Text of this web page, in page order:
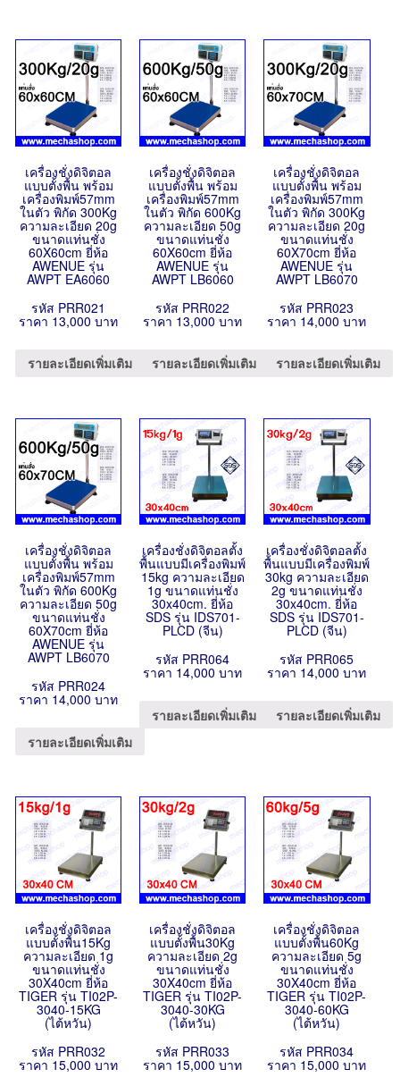
เครื่องชั่งดิจิตอล
แบบตั้งพื้น พร้อม
เครื่องพิมพ์57mm
ในตัว พิกัด 300Kg
ความละเอียด 20g
ขนาดแท่นชั่ง
60X60cm ยี่ห้อ
AWENUE รุ่น
AWPT EA6060
รหัส PRR021
ราคา 13,000 บาท
รายละเอียดเพิ่มเติม
เครื่องชั่งดิจิตอล
แบบตั้งพื้น พร้อม
เครื่องพิมพ์57mm
ในตัว พิกัด 600Kg
ความละเอียด 50g
ขนาดแท่นชั่ง
60X60cm ยี่ห้อ
AWENUE รุ่น
AWPT LB6060
รหัส PRR022
ราคา 13,000 บาท
รายละเอียดเพิ่มเติม
เครื่องชั่งดิจิตอล
แบบตั้งพื้น พร้อม
เครื่องพิมพ์57mm
ในตัว พิกัด 300Kg
ความละเอียด 20g
ขนาดแท่นชั่ง
60X70cm ยี่ห้อ
AWENUE รุ่น
AWPT LB6070
รหัส PRR023
ราคา 14,000 บาท
รายละเอียดเพิ่มเติม
เครื่องชั่งดิจิตอล
แบบตั้งพื้น พร้อม
เครื่องพิมพ์57mm
ในตัว พิกัด 600Kg
ความละเอียด 50g
ขนาดแท่นชั่ง
60X70cm ยี่ห้อ
AWENUE รุ่น
AWPT LB6070
รหัส PRR024
ราคา 14,000 บาท
รายละเอียดเพิ่มเติม
เครื่องชั่งดิจิตอลตั้ง
พื้นแบบมีเครื่องพิมพ์
15kg ความละเอียด
1g ขนาดแท่นชั่ง
30x40cm. ยี่ห้อ
SDS รุ่น IDS701-
PLCD (จีน)
รหัส PRR064
ราคา 14,000 บาท
รายละเอียดเพิ่มเติม
เครื่องชั่งดิจิตอลตั้ง
พื้นแบบมีเครื่องพิมพ์
30kg ความละเอียด
2g ขนาดแท่นชั่ง
30x40cm. ยี่ห้อ
SDS รุ่น IDS701-
PLCD (จีน)
รหัส PRR065
ราคา 14,000 บาท
รายละเอียดเพิ่มเติม
เครื่องชั่งดิจิตอล
แบบตั้งพื้น15Kg
ความละเอียด 1g
ขนาดแท่นชั่ง
30X40cm ยี่ห้อ
TIGER รุ่น TI02P-
3040-15KG
(ไต้หวัน)
รหัส PRR032
ราคา 15,000 บาท
เครื่องชั่งดิจิตอล
แบบตั้งพื้น30Kg
ความละเอียด 2g
ขนาดแท่นชั่ง
30X40cm ยี่ห้อ
TIGER รุ่น TI02P-
3040-30KG
(ไต้หวัน)
รหัส PRR033
ราคา 15,000 บาท
เครื่องชั่งดิจิตอล
แบบตั้งพื้น60Kg
ความละเอียด 5g
ขนาดแท่นชั่ง
30X40cm ยี่ห้อ
TIGER รุ่น TI02P-
3040-60KG
(ไต้หวัน)
รหัส PRR034
ราคา 15,000 บาท